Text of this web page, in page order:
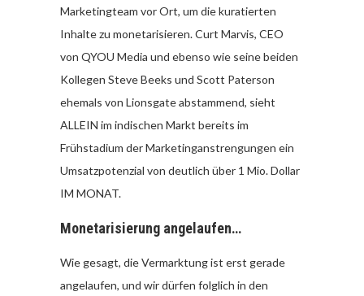
Marketingteam vor Ort, um die kuratierten
Inhalte zu monetarisieren. Curt Marvis, CEO
von QYOU Media und ebenso wie seine beiden
Kollegen Steve Beeks und Scott Paterson
ehemals von Lionsgate abstammend, sieht
ALLEIN im indischen Markt bereits im
Frühstadium der Marketinganstrengungen ein
Umsatzpotenzial von deutlich über 1 Mio. Dollar
IM MONAT.
Monetarisierung angelaufen…
Wie gesagt, die Vermarktung ist erst gerade
angelaufen, und wir dürfen folglich in den